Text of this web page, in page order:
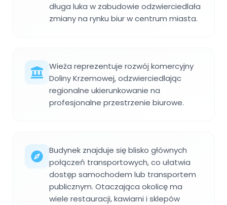
długa luka w zabudowie odzwierciedlała
zmiany na rynku biur w centrum miasta.
Wieża reprezentuje rozwój komercyjny
Doliny Krzemowej, odzwierciedlając
regionalne ukierunkowanie na
profesjonalne przestrzenie biurowe.
Budynek znajduje się blisko głównych
połączeń transportowych, co ułatwia
dostęp samochodem lub transportem
publicznym. Otaczająca okolicę ma
wiele restauracji, kawiarni i sklepów